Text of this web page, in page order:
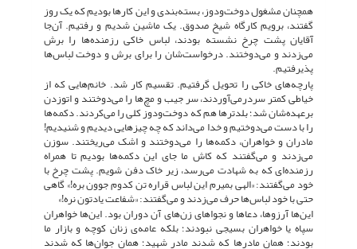
همچنان مشغول دوخت‌ودوز، بسته‌بندی و این کارها بودیم که یک روز
گفتند، برویم کارگاه شیخ صدوق. یک ماشین شدیم و رفتیم. آن‌جا
آقایان پشت چرخ نشسته بودند، لباس خاکی رزمنده‌ها را برش
می‌زدند و می‌دوختند. درخواست‌شان را برای برش و دوخت لباس‌ها
پذیرفتیم.
پارچه‌های خاکی را تحویل گرفتیم. تقسیم کار شد. خانم‌هایی که از
خیاطی کمتر سردرمی‌آوردند، سر جیب و مچ‌ها را می‌دوختند و اتوزدن
برعهده‌شان شد؛ بلدترها هم که دوخت‌ودوز کلی را می‌کردند. دکمه‌ها
را با دست می‌دوختیم و خدا می‌داند که چه چیزهایی دیدیم و شنیدیم!
مادران و خواهران، دکمه‌ها را می‌دوختند و اشک می‌ریختند. سوزن
می‌زدند و می‌گفتند که کاش ما جای این دکمه‌ها بودیم تا همراه
رزمنده‌ای که به شهادت می‌رسد، زیر خاک دفن شویم. پشت چرخ با
خود می‌گفتند: «الهی بمیرم این لباس قراره تن کدوم جوون بره!» گاهی
حتی با خود لباس‌ها حرف می‌زدند و می‌گفتند: «شفاعت یادتون نره!»
این‌ها آرزوها، دعاها و نجواهای زن‌های آن دوران بود. این‌ها خواهران
سپاه یا خواهران بسیجی نبودند؛ بلکه عامه‌ی زنان کوچه و بازار ما
بودند؛ همان مادرها که شدند مادر شهید؛ همان جوان‌ها که شدند